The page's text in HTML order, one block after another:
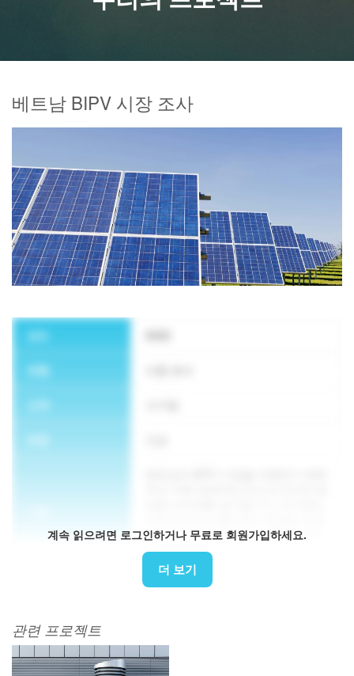
베트남 BIPV 시장 조사
년도
유형
참여자, 잠재적 파트너, 제품 및 관련
규정이 포함됩니다.
IDI, 시장 정보 및 법률
계속 읽으려면 로그인하거나 무료로 회원가입하세요.
더 보기
관련 프로젝트
뉴스레터 구독